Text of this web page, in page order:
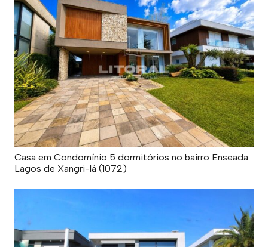
Casa em Condomínio 5 dormitórios no bairro Enseada
Lagos de Xangri-lá (1072)